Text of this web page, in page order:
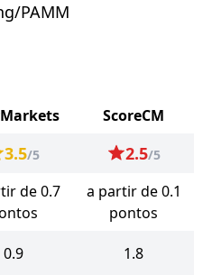
PAMM
ScoreCM
3.5/5 2.5/5
de 0.7
a partir de 0.1
pontos
0.9 1.8